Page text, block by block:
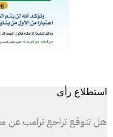
استطلاع رأى
هل تتوقع تراجع ترامب عن